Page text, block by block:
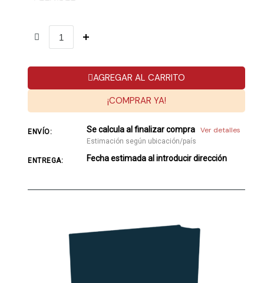
AGREGAR AL CARRITO
¡COMPRAR YA!
ENVÍO: Se calcula al finalizar compra Ver detalles
Estimación según ubicación/país
ENTREGA: Fecha estimada al introducir dirección